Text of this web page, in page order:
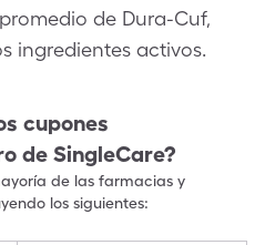
de Dura-Cuf,
ingredientes activos.
cupones
de SingleCare?
de las farmacias y
los siguientes: